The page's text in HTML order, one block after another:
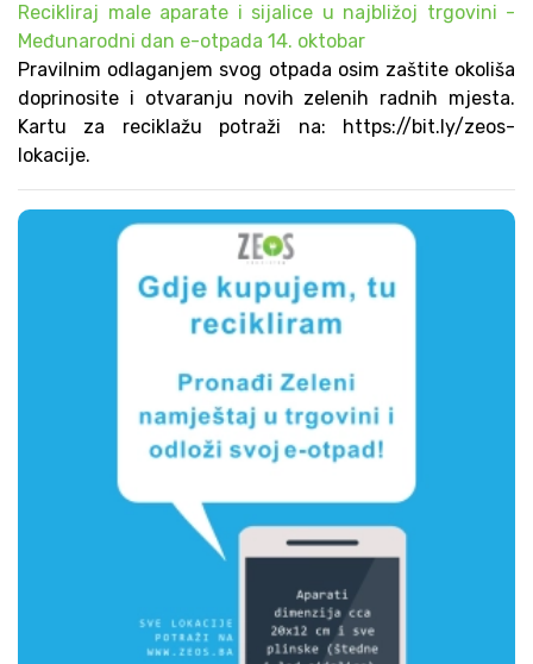
Recikliraj male aparate i sijalice u najbližoj trgovini -
Međunarodni dan e-otpada 14. oktobar
Pravilnim odlaganjem svog otpada osim zaštite okoliša
doprinosite i otvaranju novih zelenih radnih mjesta.
Kartu za reciklažu potraži na: https://bit.ly/zeos-
lokacije.